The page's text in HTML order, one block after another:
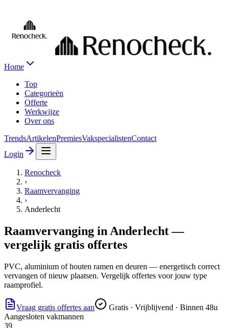
Home
Top
Categorieën
Offerte
Werkwijze
Over ons
TrendsArtikelenPremiesVakspecialistenContact
Login
Renocheck
›
Raamvervanging
›
Anderlecht
Raamvervanging in Anderlecht—
vergelijk gratis offertes
PVC, aluminium of houten ramen en deuren — energetisch correct
vervangen of nieuw plaatsen. Vergelijk offertes voor jouw type
raamprofiel.
Vraag gratis offertes aan
Gratis · Vrijblijvend · Binnen 48u
Aangesloten vakmannen
39